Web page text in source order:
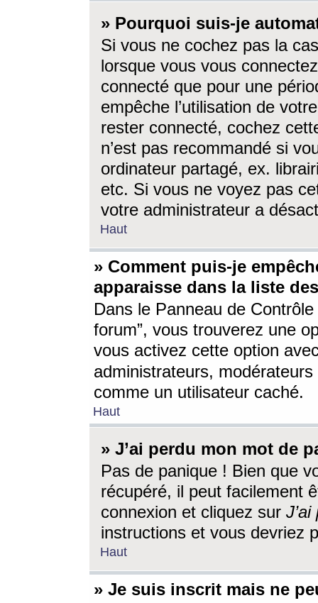
» Pourquoi suis-je
Si vous ne cochez pas la
lorsque vous vous
connecté que pour une
empêche l’utilisation de
rester connecté, cochez
n’est pas recommandé si
ordinateur partagé, ex.
etc. Si vous ne voyez pas
votre administrateur a
Haut
» Comment puis-je
apparaisse dans la liste
Dans le Panneau de
forum”, vous trouverez une
vous activez cette option
administrateurs,
comme un utilisateur caché.
Haut
» J’ai perdu mon mot de
Pas de panique ! Bien que
récupéré, il peut facilement
connexion et cliquez sur
instructions et vous devriez
Haut
» Je suis inscrit mais ne